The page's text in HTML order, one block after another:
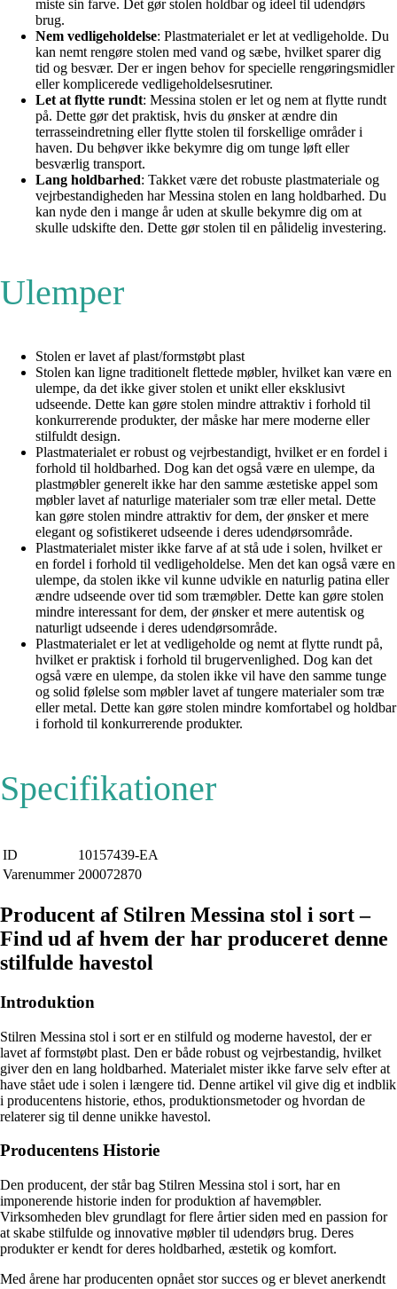
miste sin farve. Det gør stolen holdbar og ideel til udendørs
brug.
Nem vedligeholdelse: Plastmaterialet er let at vedligeholde. Du
kan nemt rengøre stolen med vand og sæbe, hvilket sparer dig
tid og besvær. Der er ingen behov for specielle rengøringsmidler
eller komplicerede vedligeholdelsesrutiner.
Let at flytte rundt: Messina stolen er let og nem at flytte rundt
på. Dette gør det praktisk, hvis du ønsker at ændre din
terrasseindretning eller flytte stolen til forskellige områder i
haven. Du behøver ikke bekymre dig om tunge løft eller
besværlig transport.
Lang holdbarhed: Takket være det robuste plastmateriale og
vejrbestandigheden har Messina stolen en lang holdbarhed. Du
kan nyde den i mange år uden at skulle bekymre dig om at
skulle udskifte den. Dette gør stolen til en pålidelig investering.
Ulemper
Stolen er lavet af plast/formstøbt plast
Stolen kan ligne traditionelt flettede møbler, hvilket kan være en
ulempe, da det ikke giver stolen et unikt eller eksklusivt
udseende. Dette kan gøre stolen mindre attraktiv i forhold til
konkurrerende produkter, der måske har mere moderne eller
stilfuldt design.
Plastmaterialet er robust og vejrbestandigt, hvilket er en fordel i
forhold til holdbarhed. Dog kan det også være en ulempe, da
plastmøbler generelt ikke har den samme æstetiske appel som
møbler lavet af naturlige materialer som træ eller metal. Dette
kan gøre stolen mindre attraktiv for dem, der ønsker et mere
elegant og sofistikeret udseende i deres udendørsområde.
Plastmaterialet mister ikke farve af at stå ude i solen, hvilket er
en fordel i forhold til vedligeholdelse. Men det kan også være en
ulempe, da stolen ikke vil kunne udvikle en naturlig patina eller
ændre udseende over tid som træmøbler. Dette kan gøre stolen
mindre interessant for dem, der ønsker et mere autentisk og
naturligt udseende i deres udendørsområde.
Plastmaterialet er let at vedligeholde og nemt at flytte rundt på,
hvilket er praktisk i forhold til brugervenlighed. Dog kan det
også være en ulempe, da stolen ikke vil have den samme tunge
og solid følelse som møbler lavet af tungere materialer som træ
eller metal. Dette kan gøre stolen mindre komfortabel og holdbar
i forhold til konkurrerende produkter.
Specifikationer
ID
10157439-EA
Varenummer 200072870
Producent af Stilren Messina stol i sort –
Find ud af hvem der har produceret denne
stilfulde havestol
Introduktion
Stilren Messina stol i sort er en stilfuld og moderne havestol, der er
lavet af formstøbt plast. Den er både robust og vejrbestandig, hvilket
giver den en lang holdbarhed. Materialet mister ikke farve selv efter at
have stået ude i solen i længere tid. Denne artikel vil give dig et indblik
i producentens historie, ethos, produktionsmetoder og hvordan de
relaterer sig til denne unikke havestol.
Producentens Historie
Den producent, der står bag Stilren Messina stol i sort, har en
imponerende historie inden for produktion af havemøbler.
Virksomheden blev grundlagt for flere årtier siden med en passion for
at skabe stilfulde og innovative møbler til udendørs brug. Deres
produkter er kendt for deres holdbarhed, æstetik og komfort.
Med årene har producenten opnået stor succes og er blevet anerkendt